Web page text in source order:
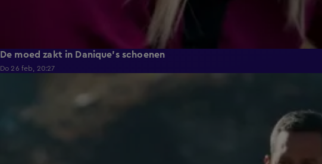
De moed zakt in Danique's schoenen
Do 26 feb, 20:27